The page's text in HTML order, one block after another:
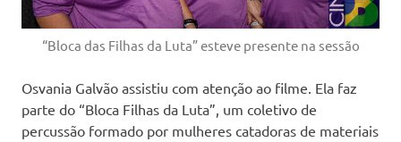
“Bloca das Filhas da Luta” esteve presente na sessão
Osvania Galvão assistiu com atenção ao filme. Ela faz
parte do “Bloca Filhas da Luta”, um coletivo de
percussão formado por mulheres catadoras de materiais